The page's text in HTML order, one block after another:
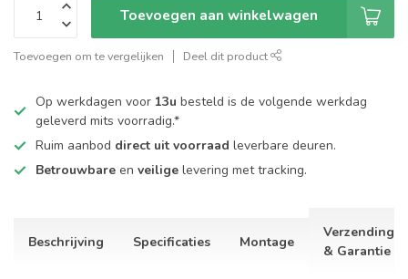
Toevoegen aan winkelwagen
Toevoegen om te vergelijken Deel dit product
Op werkdagen voor 13u besteld is de volgende werkdag
geleverd mits voorradig.*
Ruim aanbod direct uit voorraad leverbare deuren.
Betrouwbare en veilige levering met tracking.
Beschrijving Specificaties Montage
Verzending
& Garantie